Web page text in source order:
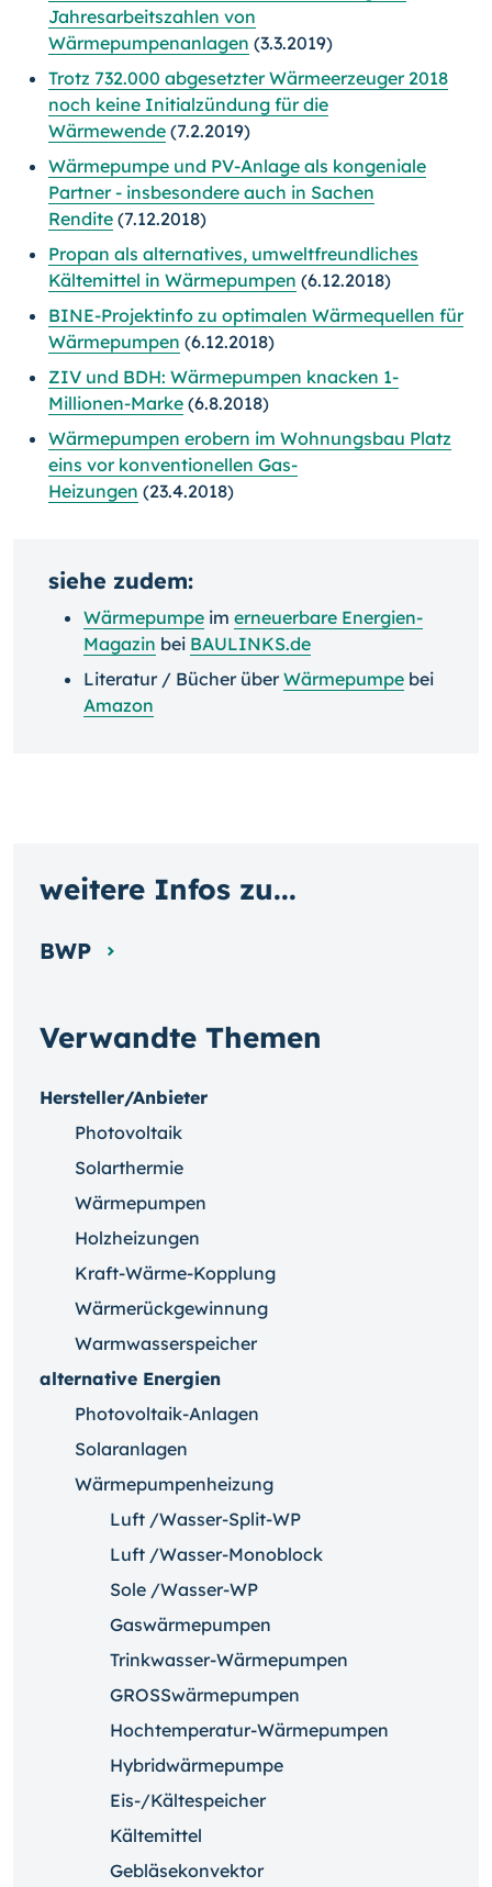
Jahresarbeitszahlen von
Wärmepumpenanlagen (3.3.2019)
Trotz 732.000 abgesetzter Wärmeerzeuger 2018
noch keine Initialzündung für die
Wärmewende (7.2.2019)
Wärmepumpe und PV-Anlage als kongeniale
Partner - insbesondere auch in Sachen
Rendite (7.12.2018)
Propan als alternatives, umweltfreundliches
Kältemittel in Wärmepumpen (6.12.2018)
BINE-Projektinfo zu optimalen Wärmequellen für
Wärmepumpen (6.12.2018)
ZIV und BDH: Wärmepumpen knacken 1-
Millionen-Marke (6.8.2018)
Wärmepumpen erobern im Wohnungsbau Platz
eins vor konventionellen Gas-
Heizungen (23.4.2018)
siehe zudem:
Wärmepumpe im erneuerbare Energien-
Magazin bei BAULINKS.de
Literatur / Bücher überWärmepumpe bei
Amazon
Verwandte Themen
Hersteller/Anbieter
Photovoltaik
Solarthermie
Wärmepumpen
Holzheizungen
Kraft-Wärme-Kopplung
Wärmerückgewinnung
Warmwasserspeicher
alternative Energien
Photovoltaik-Anlagen
Solaranlagen
Wärmepumpenheizung
Luft /Wasser-Split-WP
Luft /Wasser-Monoblock
Sole /Wasser-WP
Gaswärmepumpen
Trinkwasser-Wärmepumpen
GROSSwärmepumpen
Hochtemperatur-Wärmepumpen
Hybridwärmepumpe
Eis-/Kältespeicher
Kältemittel
Gebläsekonvektor
weitere Infos zu...
BWP